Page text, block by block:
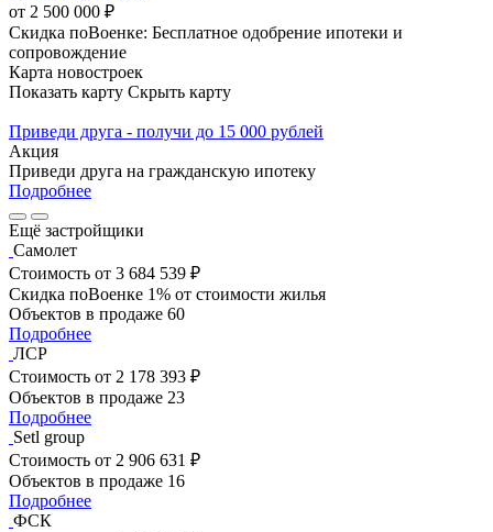
от 2 500 000 ₽
Скидка поВоенке: Бесплатное одобрение ипотеки и
сопровождение
Карта новостроек
Показать карту Скрыть карту
Приведи друга - получи до 15 000 рублей
Акция
Приведи друга на гражданскую ипотеку
Подробнее
Ещё застройщики
Самолет
Стоимость от 3 684 539 ₽
Скидка поВоенке 1% от стоимости жилья
Объектов в продаже 60
Подробнее
ЛСР
Стоимость от 2 178 393 ₽
Объектов в продаже 23
Подробнее
Setl group
Стоимость от 2 906 631 ₽
Объектов в продаже 16
Подробнее
ФСК